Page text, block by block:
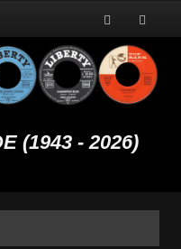
(1943 - 2026)